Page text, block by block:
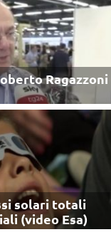
Ragazzoni
solari totali
(video Esa)